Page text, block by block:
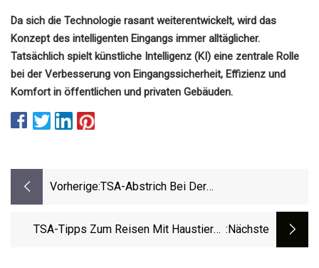
Da sich die Technologie rasant weiterentwickelt, wird das
Konzept des intelligenten Eingangs immer alltäglicher.
Tatsächlich spielt künstliche Intelligenz (KI) eine zentrale Rolle
bei der Verbesserung von Eingangssicherheit, Effizienz und
Komfort in öffentlichen und privaten Gebäuden.
Vorherige:TSA-Abstrich Bei Der
Wie Man Fehlalarme Vermeidet
TSA-Tipps Zum Reisen Mit Haustieren :nächste